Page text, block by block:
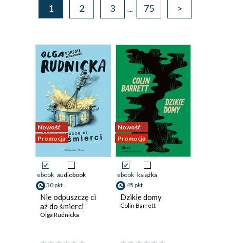
1 2 3 ... 75 >
Nowość
Promocja
ebook audiobook
30 pkt
Nie odpuszczę ci
aż do śmierci
Olga Rudnicka
Nowość
Promocja
ebook książka
45 pkt
Dzikie domy
Colin Barrett